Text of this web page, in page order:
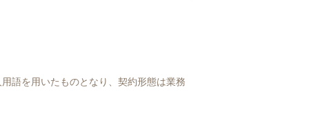
語を用いたものとなり、契約形態は業務